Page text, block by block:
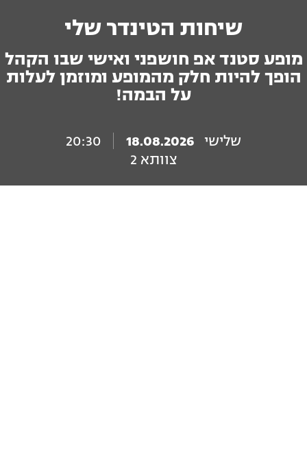
שיחות הטינדר שלי
מופע סטנד אפ חושפני ואישי שבו הקהל
הופך להיות חלק מהמופע ומוזמן לעלות
על הבמה!
שלישי 18.08.2026
20:30
צוותא 2